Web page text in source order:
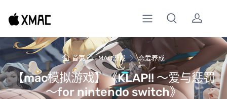
首页 MAC游戏 恋爱养成
【mac模拟游戏】《KLAP!! ～爱与惩罚
～for nintendo switch》